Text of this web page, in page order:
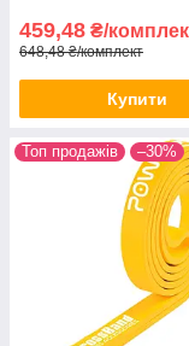
459,48 ₴/
648,48 ₴/комплект
Купити
Топ продажів –30%